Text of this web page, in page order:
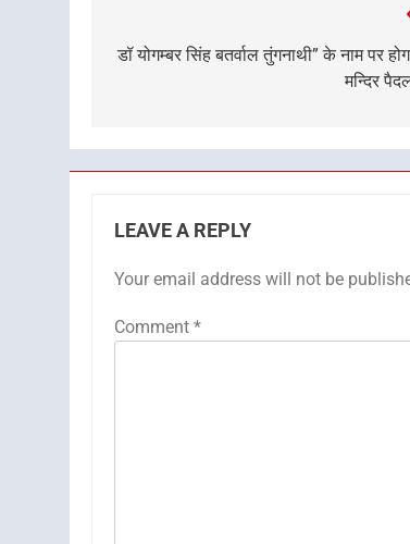
navigation
डॉ योगम्बर सिंह बतर्वाल तुंगनाथी” के नाम पर
मन्दिर
LEAVE A REPLY
Your email address will not be
Comment *